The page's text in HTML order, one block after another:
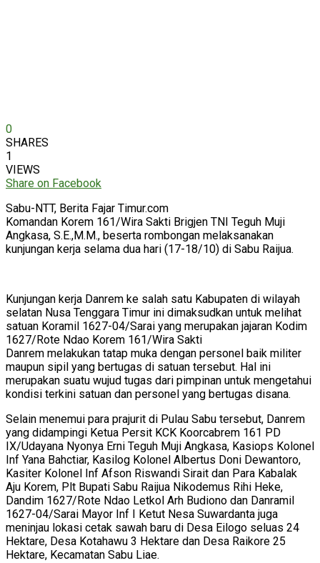
0
SHARES
1
VIEWS
Share on Facebook
Sabu-NTT, Berita Fajar Timur.com
Komandan Korem 161/Wira Sakti Brigjen TNI Teguh Muji
Angkasa, S.E.,M.M., beserta rombongan melaksanakan
kunjungan kerja selama dua hari (17-18/10) di Sabu Raijua.
Kunjungan kerja Danrem ke salah satu Kabupaten di wilayah
selatan Nusa Tenggara Timur ini dimaksudkan untuk melihat
satuan Koramil 1627-04/Sarai yang merupakan jajaran Kodim
1627/Rote Ndao Korem 161/Wira Sakti
Danrem melakukan tatap muka dengan personel baik militer
maupun sipil yang bertugas di satuan tersebut. Hal ini
merupakan suatu wujud tugas dari pimpinan untuk mengetahui
kondisi terkini satuan dan personel yang bertugas disana.
Selain menemui para prajurit di Pulau Sabu tersebut, Danrem
yang didampingi Ketua Persit KCK Koorcabrem 161 PD
IX/Udayana Nyonya Erni Teguh Muji Angkasa, Kasiops Kolonel
Inf Yana Bahctiar, Kasilog Kolonel Albertus Doni Dewantoro,
Kasiter Kolonel Inf Afson Riswandi Sirait dan Para Kabalak
Aju Korem, Plt Bupati Sabu Raijua Nikodemus Rihi Heke,
Dandim 1627/Rote Ndao Letkol Arh Budiono dan Danramil
1627-04/Sarai Mayor Inf I Ketut Nesa Suwardanta juga
meninjau lokasi cetak sawah baru di Desa Eilogo seluas 24
Hektare, Desa Kotahawu 3 Hektare dan Desa Raikore 25
Hektare, Kecamatan Sabu Liae.